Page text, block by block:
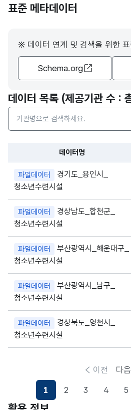
표준 메타데이터
※ 데이터 연계 및 검색을 위한
Schema.org
데이터 목록 (제공기관 수 :
검색어 입력창
파일 데이터의 과거 데이터표로 데
데이터명
파일데이터
경기도_용인시_
청소년수련시설
파일데이터
경상남도_합천군_
청소년수련시설
파일데이터
부산광역시_해운대구_
청소년수련시설
파일데이터
부산광역시_남구_
청소년수련시설
파일데이터
경상북도_영천시_
청소년수련시설
이전
1
2 3 4 5
다음